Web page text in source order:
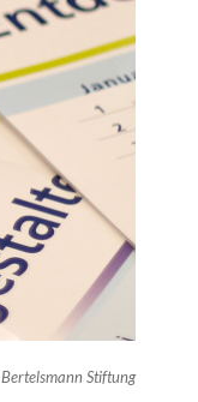
Bertelsmann Stiftung